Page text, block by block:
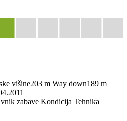
višine203 m Way down189 m
zabave Kondicija Tehnika